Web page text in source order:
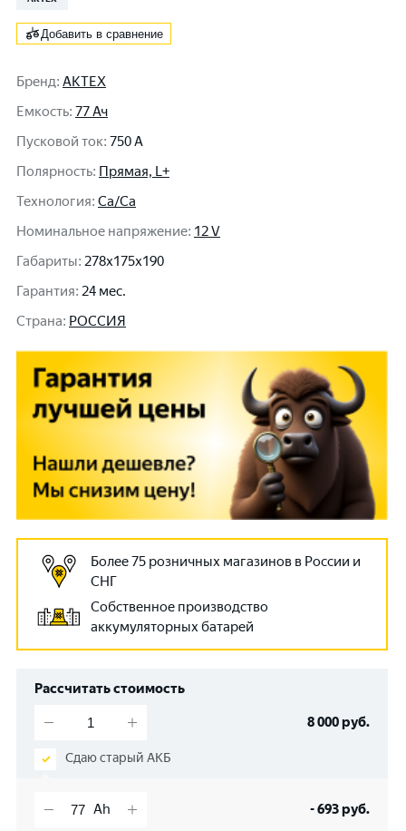
Добавить в сравнение
Бренд: AKTEX
Емкость: 77 Ач
Пусковой ток: 750 A
Полярность: Прямая, L+
Технология: Ca/Ca
Номинальное напряжение: 12 V
Габариты: 278x175x190
Гарантия: 24 мес.
Cтрана: РОССИЯ
Более 75 розничных магазинов в России и
СНГ
Собственное производство
аккумуляторных батарей
Рассчитать стоимость
8 000руб.
Сдаю старый АКБ
-693руб.